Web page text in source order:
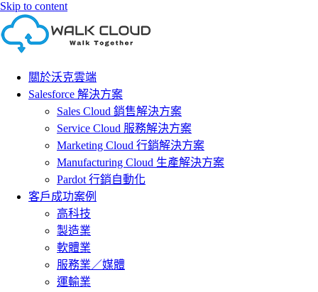
Skip to content
關於沃克雲端
Salesforce 解決方案
Sales Cloud 銷售解決方案
Service Cloud 服務解決方案
Marketing Cloud 行銷解決方案
Manufacturing Cloud 生產解決方案
Pardot 行銷自動化
客戶成功案例
高科技
製造業
軟體業
服務業／媒體
運輸業